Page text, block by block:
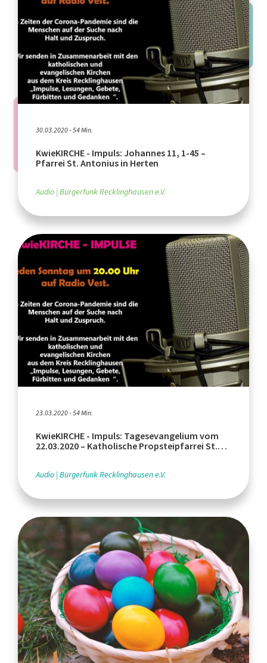
30.03.2020 - 54 Min.
KwieKIRCHE - Impuls: Johannes 11, 1-45 –
Pfarrei St. Antonius in Herten
Audio Bürgerfunk Recklinghausen e.V.
23.03.2020 - 54 Min.
KwieKIRCHE - Impuls: Tagesevangelium vom
22.03.2020 – Katholische Propsteipfarrei St.
Audio Bürgerfunk Recklinghausen e.V.